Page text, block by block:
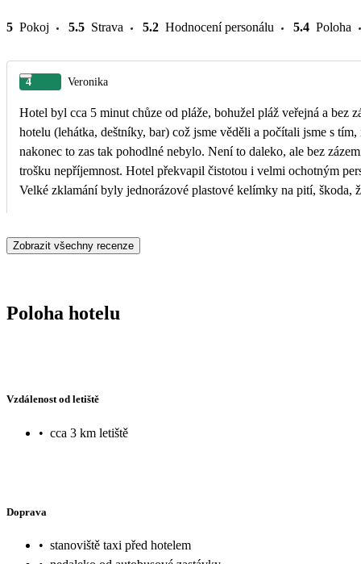
5 Pokoj 5.5 Strava 5.2 Hodnocení personálu 5.4 Poloha
4 Veronika
Hotel byl cca 5 minut chůze od pláže, bohužel pláž veřejná a bez
hotelu (lehátka, deštníky, bar) což jsme věděli a počítali jsme s tím,
nakonec to zas tak pohodlné nebylo. Není to daleko, ale bez
trošku nepříjemnost. Hotel překvapil čistotou i velmi ochotným personálem.
Velké zklamání byly jednorázové plastové kelímky na pití, škoda,
zbytečně. Jídla bylo fajn, jen by to chtělo trochu více používat sůl a koření,
Zobrazit všechny recenze
Poloha hotelu
Vzdálenost od letiště
• cca 3 km letiště
Doprava
• stanoviště taxi před hotelem